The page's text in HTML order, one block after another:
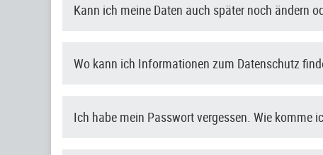
Kann ich meine Daten auch später noch ändern
Wo kann ich Informationen zum Datenschutz
Ich habe mein Passwort vergessen. Wie komme